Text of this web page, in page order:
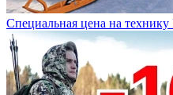
Специальная цена на